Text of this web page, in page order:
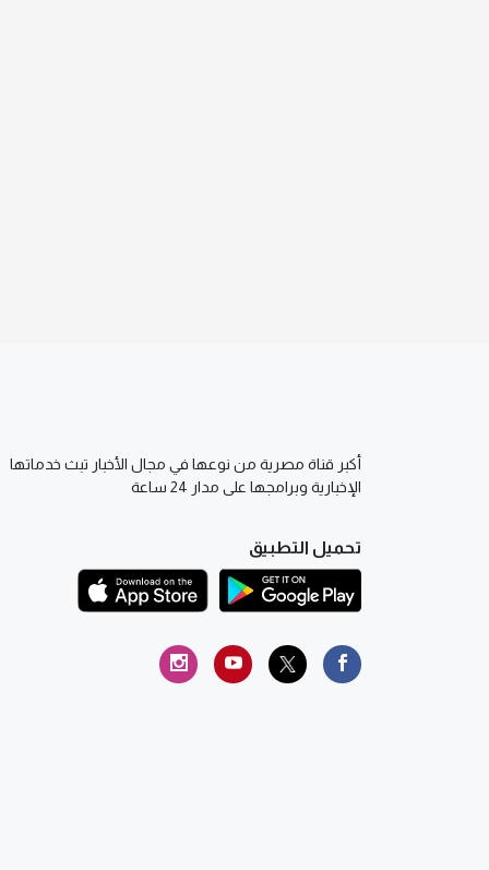
أكبر قناة مصرية من نوعها في مجال الأخبار تبث خدماتها
الإخبارية وبرامجها على مدار 24 ساعة
تحميل التطبيق